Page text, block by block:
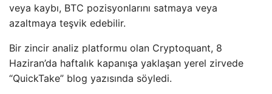
veya kaybı, BTC pozisyonlarını satmaya veya
azaltmaya teşvik edebilir.
Bir zincir analiz platformu olan Cryptoquant, 8
Haziran’da haftalık kapanışa yaklaşan yerel zirvede
“QuickTake” blog yazısında söyledi.